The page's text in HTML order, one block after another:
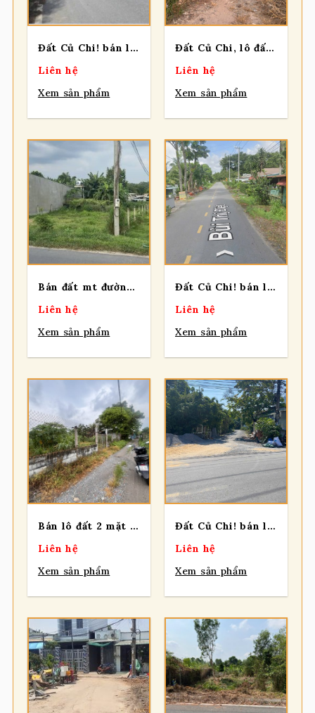
Đất Củ Chi! bán lô đất mt đường Bà Thiên lớn, dt 673m2, 200m thổ, xã Nhuận Đức
Liên hệ
Xem sản phẩm
Đất Củ Chi, lô đất 1 sẹc Giồng Cát, diện tích 568m2 khu dân cư ,xã Tân Phú Trung (xã Củ Chi mới).
Liên hệ
Xem sản phẩm
Bán đất mt đường Bến Đình 2 xe container tránh nhau, 737m2, full thổ cư, xã An Nhơn Tây.
Liên hệ
Xem sản phẩm
Đất Củ Chi! bán lô đất mặt tiền đường Bùi Thị Điệt, dt 2.657m2, 300m thổ, xã Pham Văn Cội (Nhuận Đức mới)
Liên hệ
Xem sản phẩm
Bán lô đất 2 mặt tiền trước sau, 1 sẹc Nguyễn Thị Nê, tổng diện tích 515m2, có 100m2 thổ cư, xã Phú Hòa Đông.
Liên hệ
Xem sản phẩm
Đất Củ Chi! bán lô đất góc 2 mt đường trải đá otô, dt 661m2, full thổ, xã Phú Hòa Đông
Liên hệ
Xem sản phẩm